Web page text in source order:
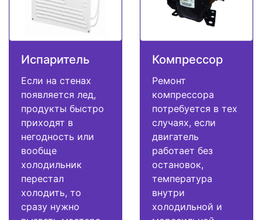
Испаритель
Если на стенах
появляется лед,
продукты быстро
приходят в
негодность или
вообще
холодильник
перестал
холодить, то
сразу нужно
Компрессор
Ремонт
компрессора
потребуется в тех
случаях, если
двигатель
работает без
остановок,
температура
внутри
холодильной и